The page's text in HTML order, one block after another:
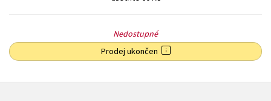
Nedostupné
Prodej ukončen